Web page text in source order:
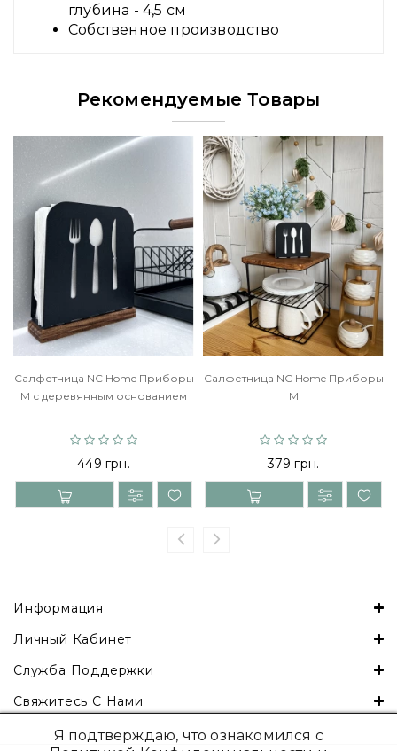
глубина - 4,5 см
Собственное производство
Рекомендуемые Товары
Салфетница NC Home Приборы
M с деревянным основанием
449 грн.
Салфетница NC Home Приборы
M
379 грн.
Информация
Личный Кабинет
Служба Поддержки
Свяжитесь С Нами
Я подтверждаю, что ознакомился с